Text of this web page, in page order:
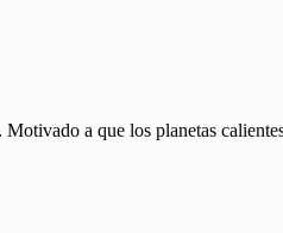
Motivado a que los planetas